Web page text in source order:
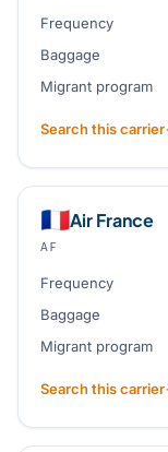
Frequency
Baggage
Migrant program
Search this carrier
🇫🇷Air France
AF
Frequency
Baggage
Migrant program
Search this carrier